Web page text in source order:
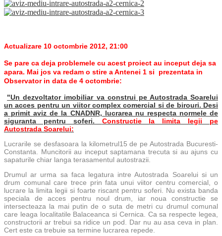
Actualizare 10 octombrie 2012, 21:00
Se pare ca deja problemele cu acest proiect au inceput deja sa
apara. Mai jos va redam o stire a Antenei 1 si prezentata in
Observator in data de 4 octombrie:
"Un dezvoltator imobiliar va construi pe Autostrada Soarelui
un acces pentru un viitor complex comercial si de birouri. Desi
a primit aviz de la CNADNR, lucrarea nu respecta normele de
siguranta pentru soferi. Constructie la limita legii pe
Autostrada Soarelui:
Lucrarile se desfasoara la kilometrul15 de pe Autostrada Bucuresti-
Constanta. Muncitorii au inceput saptamana trecuta si au ajuns cu
sapaturile chiar langa terasamentul autostrazii.
Drumul ar urma sa faca legatura intre Autostrada Soarelui si un
drum comunal care trece prin fata unui viitor centru comercial, o
lucrare la limita legii si foarte riscant pentru soferi. Nu exista banda
speciala de acces pentru noul drum, iar noua constructie se
intersecteaza la mai putin de o suta de metri cu drumul comunal
care leaga localitatile Balaceanca si Cernica. Ca sa respecte legea,
constructorii ar trebui sa ridice un pod. Dar nu au asa ceva in plan.
Cert este ca trebuie sa termine lucrarea repede.